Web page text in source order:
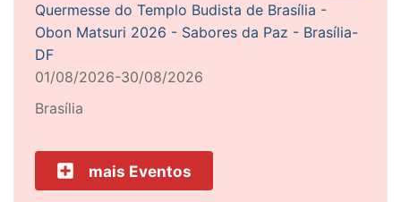
Quermesse do Templo Budista de Brasília -
Obon Matsuri 2026 - Sabores da Paz - Brasília-
DF
01/08/2026-30/08/2026
Brasília
mais Eventos